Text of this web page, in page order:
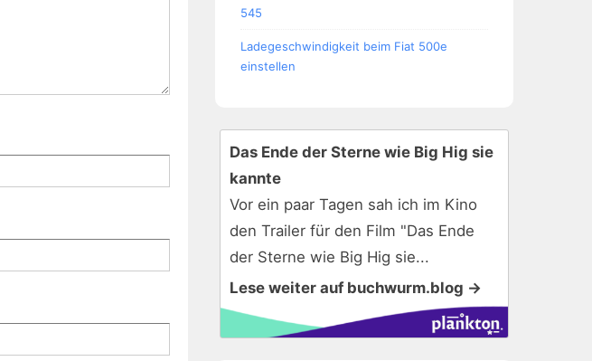
545
Ladegeschwindigkeit beim Fiat 500e
einstellen
Das Ende der Sterne wie Big Hig sie
kannte
Vor ein paar Tagen sah ich im Kino
den Trailer für den Film "Das Ende
der Sterne wie Big Hig sie...
Lese weiter auf buchwurm.blog →